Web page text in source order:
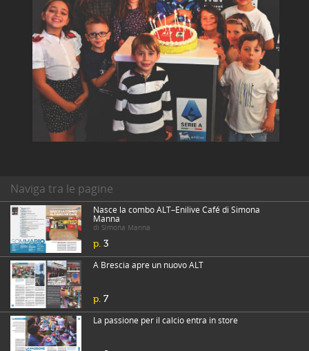
Naviga tra le pagine
Nasce la combo ALT–Enilive Café di Simona
Manna
di Simona Manna
p. 3
A Brescia apre un nuovo ALT
p. 7
La passione per il calcio entra in store